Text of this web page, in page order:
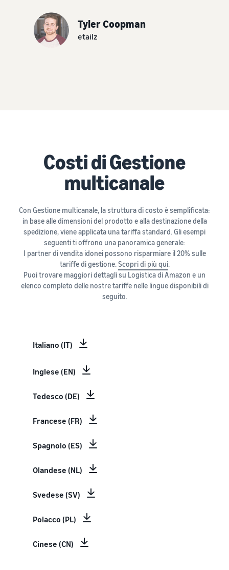
Tyler Coopman
etailz
Costi di Gestione
multicanale
Con Gestione multicanale, la struttura di costo è semplificata:
in base alle dimensioni del prodotto e alla destinazione della
spedizione, viene applicata una tariffa standard. Gli esempi
seguenti ti offrono una panoramica generale:
I partner di vendita idonei possono risparmiare il 20% sulle
tariffe di gestione. Scopri di più qui.
Puoi trovare maggiori dettagli su Logistica di Amazon e un
elenco completo delle nostre tariffe nelle lingue disponibili di
seguito.
Italiano (IT)
Inglese (EN)
Tedesco (DE)
Francese (FR)
Spagnolo (ES)
Olandese (NL)
Svedese (SV)
Polacco (PL)
Cinese (CN)